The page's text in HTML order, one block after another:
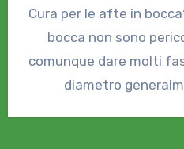
Cura per le afte in
bocca non sono
comunque dare molti
diametro